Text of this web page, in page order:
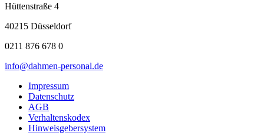
Hüttenstraße 4
40215 Düsseldorf
0211 876 678 0
info@dahmen-personal.de
Impressum
Datenschutz
AGB
Verhaltenskodex
Hinweisgebersystem